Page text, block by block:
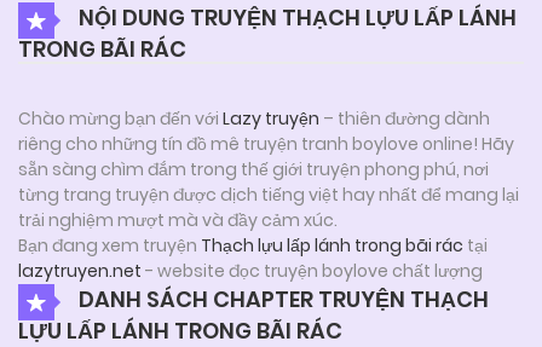
NỘI DUNG TRUYỆN THẠCH LỰU LẤP LÁNH
TRONG BÃI RÁC
Chào mừng bạn đến với Lazy truyện – thiên đường dành
riêng cho những tín đồ mê truyện tranh boylove online! Hãy
sẵn sàng chìm đắm trong thế giới truyện phong phú, nơi
từng trang truyện được dịch tiếng việt hay nhất để mang lại
trải nghiệm mượt mà và đầy cảm xúc.
Bạn đang xem truyện Thạch lựu lấp lánh trong bãi rác tại
lazytruyen.net - website đọc truyện boylove chất lượng
DANH SÁCH CHAPTER TRUYỆN THẠCH
LỰU LẤP LÁNH TRONG BÃI RÁC